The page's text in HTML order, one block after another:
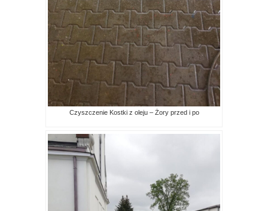
Czyszczenie Kostki z oleju – Żory przed i po